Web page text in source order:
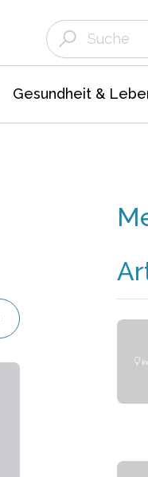
Gesundheit &